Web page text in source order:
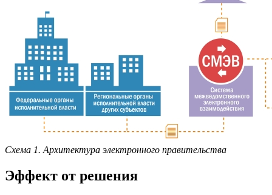
Схема 1. Архитектура электронного правительства
Эффект от решения